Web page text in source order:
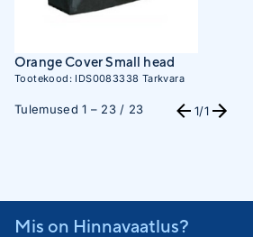
Orange Cover Small head
Tootekood: IDS0083338 Tarkvara
Tulemused 1 – 23 / 23 1/1
Mis on Hinnavaatlus?